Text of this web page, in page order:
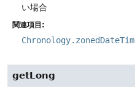
い場合
関連項目:
getLong